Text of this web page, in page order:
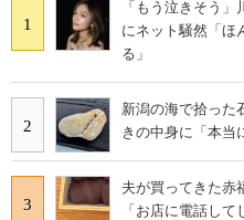
1
「もう泣きそう
にネット騒然「ほ
る」
2
新潟の海で拾っ
きの中身に「本当
3
夫が買ってきた
「お店に電話し